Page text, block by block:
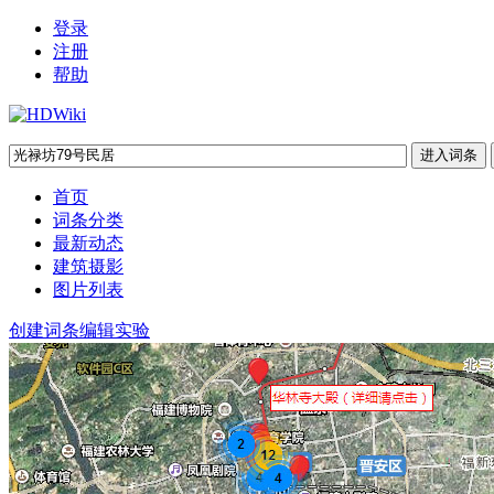
登录
注册
帮助
首页
词条分类
最新动态
建筑摄影
图片列表
创建词条编辑实验